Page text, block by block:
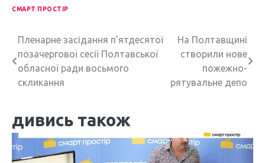
СМАРТ ПРОСТІР
Н
а
в
г
а
Пленарне засідання п’ятдесятої
позачергової сесії Полтавської
обласної ради восьмого
скликання
На Полтавщині
створили нове
пожежно-
рятувальне депо
дивись також